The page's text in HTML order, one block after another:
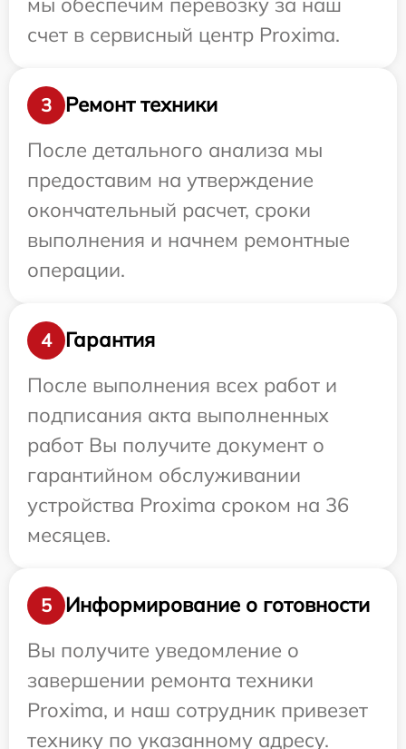
счет в сервисный центр Proxima.
3
Ремонт техники
После детального анализа мы
предоставим на утверждение
окончательный расчет, сроки
выполнения и начнем ремонтные
операции.
4
Гарантия
После выполнения всех работ и
подписания акта выполненных
работ Вы получите документ о
гарантийном обслуживании
устройства Proxima сроком на 36
месяцев.
5
Информирование о готовности
Вы получите уведомление о
завершении ремонта техники
Proxima, и наш сотрудник привезет
технику по указанному адресу.